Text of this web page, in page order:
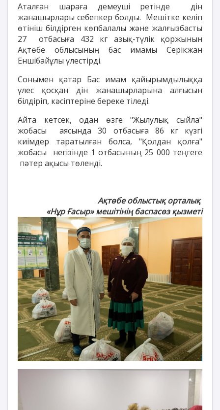
Аталған шараға демеуші ретінде дін
жанашырлары себепкер болды. Мешітке келіп
өтініш білдірген көпбалалы және жалғызбасты
27 отбасыға 432 кг азық-түлік қоржынын
Ақтөбе облысының бас имамы Серікжан
Еншібайұлы үлестірді.
Сонымен қатар Бас имам қайырымдылыққа
үлес қосқан дін жанашырларына алғысын
білдіріп, кәсіптеріне береке тіледі.
Айта кетсек, одан өзге "Жылулық сыйла"
жобасы аясында 30 отбасыға 86 кг күзгі
киімдер таратылған болса, "Қолдан қолға"
жобасы негізінде 1 отбасының 25 000 теңгеге
пәтер ақысы төленді.
Ақтөбе облыстық орталық
«Нұр Ғасыр» мешітінің баспасөз қызметі